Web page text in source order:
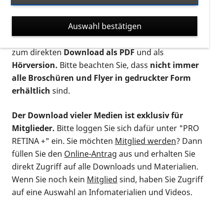
suchen. Die meisten Flyer und Broschüren werden in
verschiedenen Formaten angeboten: zur
postalischen Bestellung als gedruckte Variante
zum direktenDownload als PDFund als
Hörversion. Bitte beachten Sie, dass nicht immer
alle Broschüren und Flyer in gedruckter Form
erhältlich sind.
Der Download vieler Medien ist exklusiv für
Mitglieder. Bitte loggen Sie sich dafür unter "PRO
RETINA +" ein. Sie möchten Mitglied werden? Dann
füllen Sie den Online-Antrag aus und erhalten Sie
direkt Zugriff auf alle Downloads und Materialien.
Wenn Sie noch kein Mitglied sind, haben Sie Zugriff
auf eine Auswahl an Infomaterialien und Videos.
Auswahl bestätigen